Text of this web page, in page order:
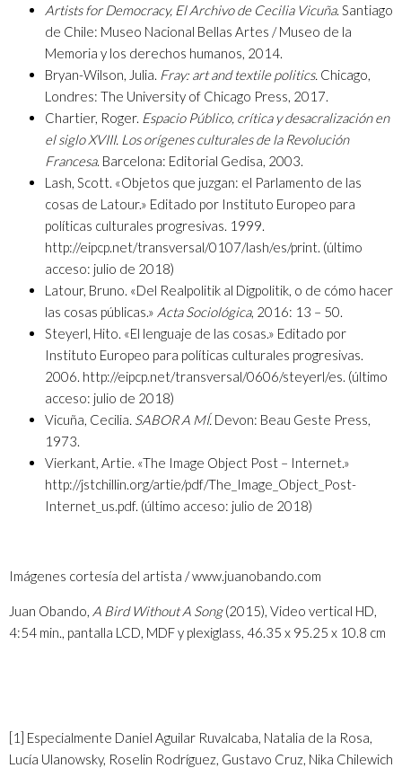
Artists for Democracy, El Archivo de Cecilia Vicuña. Santiago
de Chile: Museo Nacional Bellas Artes / Museo de la
Memoria y los derechos humanos, 2014.
Bryan-Wilson, Julia. Fray: art and textile politics. Chicago,
Londres: The University of Chicago Press, 2017.
Chartier, Roger. Espacio Público, crítica y desacralización en
el siglo XVIII. Los orígenes culturales de la Revolución
Francesa. Barcelona: Editorial Gedisa, 2003.
Lash, Scott. «Objetos que juzgan: el Parlamento de las
cosas de Latour.» Editado por Instituto Europeo para
políticas culturales progresivas. 1999.
http://eipcp.net/transversal/0107/lash/es/print. (último
acceso: julio de 2018)
Latour, Bruno. «Del Realpolitik al Digpolitik, o de cómo hacer
las cosas públicas.» Acta Sociológica, 2016: 13 – 50.
Steyerl, Hito. «El lenguaje de las cosas.» Editado por
Instituto Europeo para políticas culturales progresivas.
2006. http://eipcp.net/transversal/0606/steyerl/es. (último
acceso: julio de 2018)
Vicuña, Cecilia. SABOR A MÍ. Devon: Beau Geste Press,
1973.
Vierkant, Artie. «The Image Object Post – Internet.»
http://jstchillin.org/artie/pdf/The_Image_Object_Post-
Internet_us.pdf. (último acceso: julio de 2018)
Imágenes cortesía del artista / www.juanobando.com
Juan Obando, A Bird Without A Song(2015), Video vertical HD,
4:54 min., pantalla LCD, MDF y plexiglass, 46.35 x 95.25 x 10.8 cm
[1] Especialmente Daniel Aguilar Ruvalcaba, Natalia de la Rosa,
Lucía Ulanowsky, Roselin Rodríguez, Gustavo Cruz, Nika Chilewich